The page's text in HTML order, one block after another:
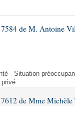
de M. Antoine
- Situation
privé
de Mme Michèle